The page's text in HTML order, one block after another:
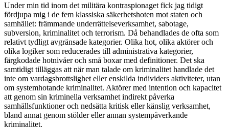
Under min tid inom det militära kontraspionaget fick jag tidigt
fördjupa mig i de fem klassiska säkerhetshoten mot staten och
samhället: främmande underrättelseverksamhet, sabotage,
subversion, kriminalitet och terrorism. Då behandlades de ofta som
relativt tydligt avgränsade kategorier. Olika hot, olika aktörer och
olika logiker som reducerades till administrativa kategorier,
färgkodade hotnivåer och små boxar med definitioner. Det ska
samtidigt tilläggas att när man talade om kriminalitet handlade det
inte om vardagsbrottslighet eller enskilda individers aktiviteter, utan
om systemhotande kriminalitet. Aktörer med intention och kapacitet
att genom sin kriminella verksamhet indirekt påverka
samhällsfunktioner och nedsätta kritisk eller känslig verksamhet,
bland annat genom stölder eller annan systempåverkande
kriminalitet.